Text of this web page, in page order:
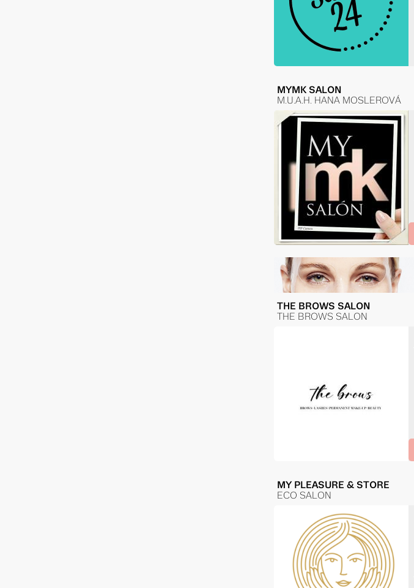
MYMK SALON
M.U.A.H. HANA MOSLEROVÁ
THE BROWS SALON
THE BROWS SALON
MY PLEASURE & STORE
ECO SALON